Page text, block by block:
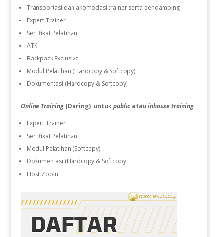
Transportasi dan akomodasi trainer serta pendamping
Expert Trainer
Sertifikat Pelatihan
ATK
Backpack Exclusive
Modul Pelatihan (Hardcopy & Softcopy)
Dokumentasi (Hardcopy & Softcopy)
Online Training (Daring) untukpublic atau inhouse training
Expert Trainer
Sertifikat Pelatihan
Modul Pelatihan (Softcopy)
Dokumentasi (Hardcopy & Softcopy)
Host Zoom